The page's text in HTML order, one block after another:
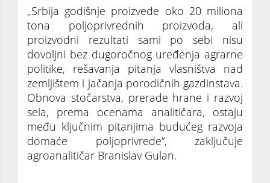
„Srbija godišnje proizvede oko 20 miliona
tona poljoprivrednih proizvoda, ali
proizvodni rezultati sami po sebi nisu
dovoljni bez dugoročnog uređenja agrarne
politike, rešavanja pitanja vlasništva nad
zemljištem i jačanja porodičnih gazdinstava.
Obnova stočarstva, prerade hrane i razvoj
sela, prema ocenama analitičara, ostaju
među ključnim pitanjima budućeg razvoja
domaće poljoprivrede“, zaključuje
agroanalitičar Branislav Gulan.